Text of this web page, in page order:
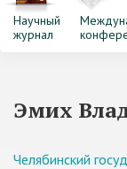
Научный
журнал
Эмих
Челябинский